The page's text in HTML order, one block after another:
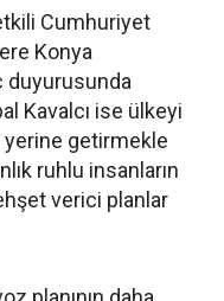
Cumhuriyet
Konya
duyurusunda
Kavalcı ise ülkeyi
yerine getirmekle
ruhlu insanların
verici planlar